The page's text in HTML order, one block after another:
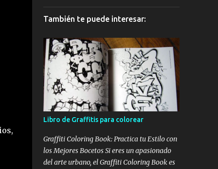
También te puede interesar:
Libro de Graffitis para colorear
Graffiti Coloring Book: Practica tu Estilo con
los Mejores Bocetos Si eres un apasionado
del arte urbano, el Graffiti Coloring Book es